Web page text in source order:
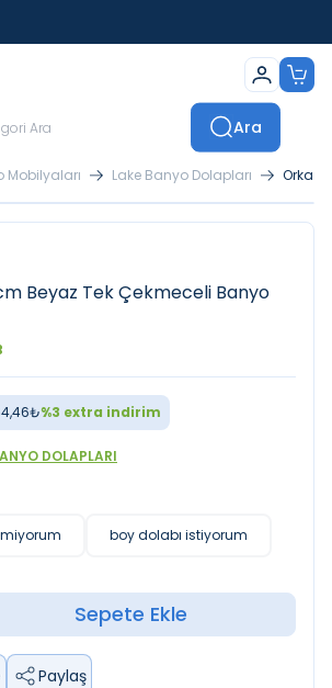
Ara
Mobilyaları Lake Banyo Dolapları Orka
Beyaz Tek Çekmeceli Banyo
₺%3 extra indirim
DOLAPLARI
boy dolabı istiyorum
Sepete Ekle
Paylaş